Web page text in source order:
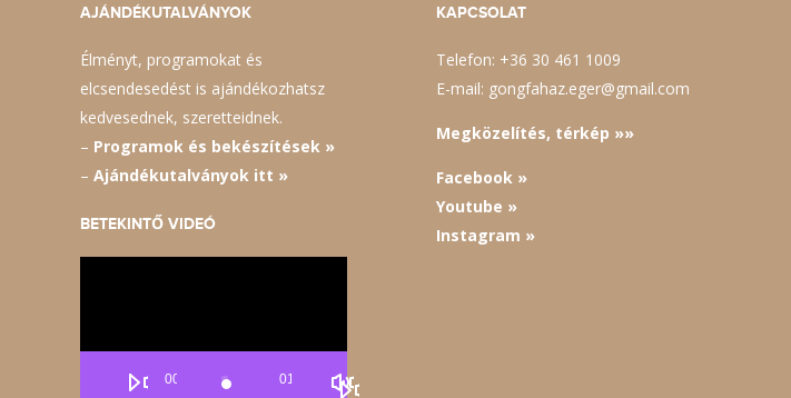
AJÁNDÉKUTALVÁNYOK
Élményt, programokat és
elcsendesedést is ajándékozhatsz
kedvesednek, szeretteidnek.
– Programok és bekészítések »
– Ajándékutalványok itt »
BETEKINTŐ VIDEÓ
00:00 01:01
KAPCSOLAT
Telefon: +36 30 461 1009
E-mail: gongfahaz.eger@gmail.com
Megközelítés, térkép »»
Facebook »
Youtube »
Instagram »